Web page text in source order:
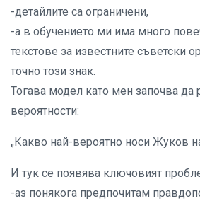
-детайлите са ограничени,
-а в обучението ми има много
текстове за известните съветски
точно този знак.
Тогава модел като мен започва да
вероятности:
„Какво най-вероятно носи Жуков
И тук се появява ключовият
-аз понякога предпочитам